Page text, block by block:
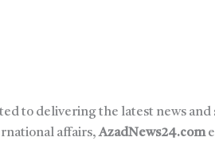
to delivering the latest news
affairs,AzadNews24.com